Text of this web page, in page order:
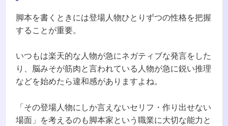
脚本を書くときには登場人物ひとりずつの性格を把握
することが重要。
いつもは楽天的な人物が急にネガティブな発言をした
り、脳みそが筋肉と言われている人物が急に鋭い推理
などを始めたら違和感がありますよね。
「その登場人物にしか言えないセリフ・作り出せない
場面」を考えるのも脚本家という職業に大切な能力と